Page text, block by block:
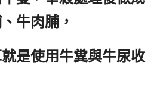
牛肉脯，
是使用牛糞與牛尿收